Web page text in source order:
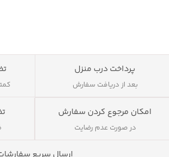
پرداخت درب منزل
بعد از دریافت سفارش
امکان مرجوع کردن سفارش
در صورت عدم رضایت